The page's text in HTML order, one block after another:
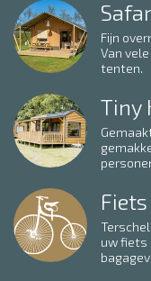
Fijn
Van
tenten.
Tiny
uw fiets